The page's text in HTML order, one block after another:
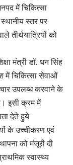
में चिकित्सा
स्तर पर
तीर्थयात्रियों को
मंत्री डॉ. धन सिंह
में चिकित्सा सेवाओं
उपलब्ध करवाने के
इसी क्रम में
देते हुये
के उच्चीकरण एवं
को मंजूरी दी
स्वास्थ्य